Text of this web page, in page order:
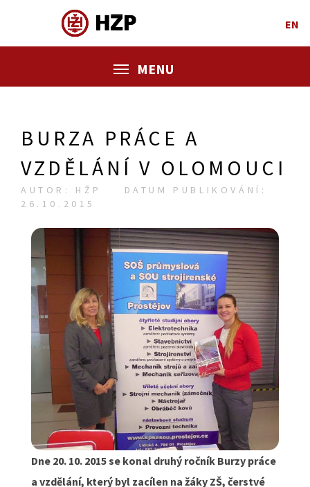
EN
MENU
BURZA PRÁCE A
VZDĚLÁNÍ V OLOMOUCI
AUTOR: HŽP
DATUM PUBLIKOVÁNÍ:
26.10.2015
Dne 20. 10. 2015 se konal druhý ročník Burzy práce
a vzdělání, který byl zacílen na žáky ZŠ, čerstvé